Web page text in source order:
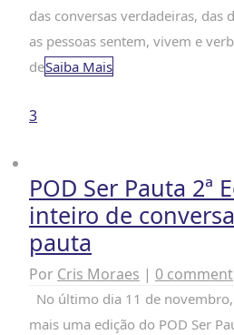
das conversas verdadeiras, das
as pessoas sentem, vivem e
deSaiba Mais
3
POD Ser Pauta 2ª
inteiro de
pauta
Por Cris Moraes | 0 comment
No último dia 11 de
mais uma edição do POD Ser